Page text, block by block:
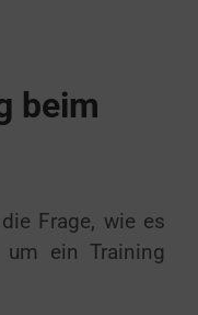
beim
Frage, wie es
ein Training